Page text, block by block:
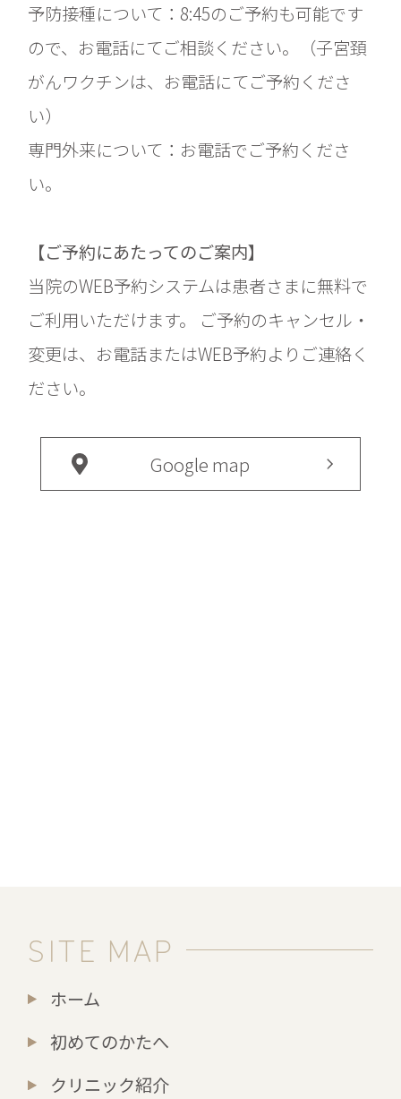
予防接種について：8:45のご予約も可能です
ので、お電話にてご相談ください。（子宮頚
がんワクチンは、お電話にてご予約くださ
い）
専門外来について：お電話でご予約くださ
い。
【ご予約にあたってのご案内】
当院のWEB予約システムは患者さまに無料で
ご利用いただけます。 ご予約のキャンセル・
変更は、お電話またはWEB予約よりご連絡く
ださい。
Google map
SITE MAP
ホーム
初めてのかたへ
クリニック紹介